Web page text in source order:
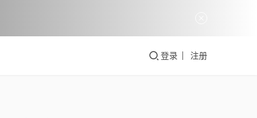
登录 注册